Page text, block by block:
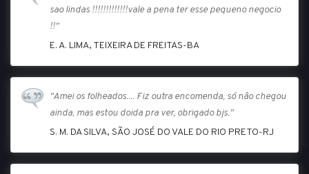
sao lindas !!!!!!!!!!!!!vale a pena ter esse pequeno negocio
!!"
E. A. LIMA, TEIXEIRA DE FREITAS-BA
"Amei os folheados.... Fiz outra encomenda, só nâo chegou
ainda, mas estou doida pra ver, obrigado bjs."
S. M. DA SILVA, SÃO JOSÉ DO VALE DO RIO PRETO-RJ